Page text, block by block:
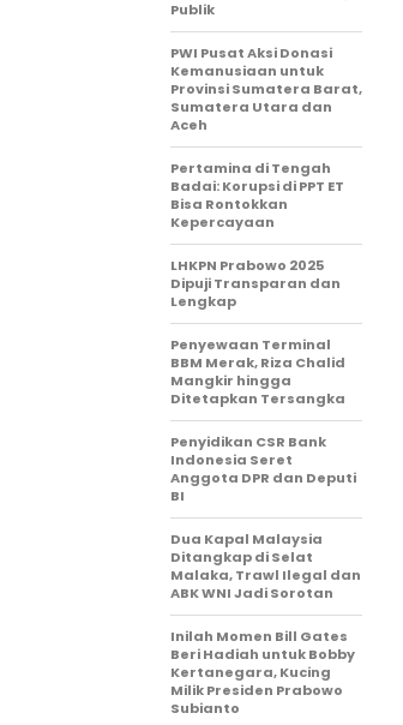
Publik
PWI Pusat Aksi Donasi
Kemanusiaan untuk
Provinsi Sumatera Barat,
Sumatera Utara dan
Aceh
Pertamina di Tengah
Badai: Korupsi di PPT ET
Bisa Rontokkan
Kepercayaan
LHKPN Prabowo 2025
Dipuji Transparan dan
Lengkap
Penyewaan Terminal
BBM Merak, Riza Chalid
Mangkir hingga
Ditetapkan Tersangka
Penyidikan CSR Bank
Indonesia Seret
Anggota DPR dan Deputi
BI
Dua Kapal Malaysia
Ditangkap di Selat
Malaka, Trawl Ilegal dan
ABK WNI Jadi Sorotan
Inilah Momen Bill Gates
Beri Hadiah untuk Bobby
Kertanegara, Kucing
Milik Presiden Prabowo
Subianto